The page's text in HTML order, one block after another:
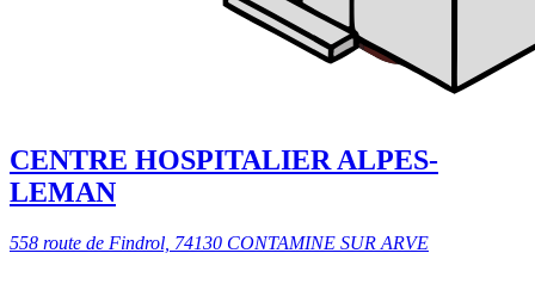
CENTRE HOSPITALIER ALPES-
LEMAN
558 route de Findrol, 74130 CONTAMINE SUR ARVE